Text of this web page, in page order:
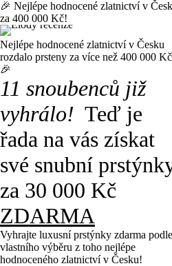
🎉 Nejlépe hodnocené zlatnictví v
za 400 000 Kč!
Nejlépe hodnocené zlatnictví v Česku
rozdalo prsteny za více než 400 000
🎉
11 snoubenců již
vyhrálo! Teď je
řada na vás získat
své snubní
za 30 000 Kč
ZDARMA
Vyhrajte luxusní prstýnky zdarma podle
vlastního výběru z toho nejlépe
hodnoceného zlatnictví v Česku!